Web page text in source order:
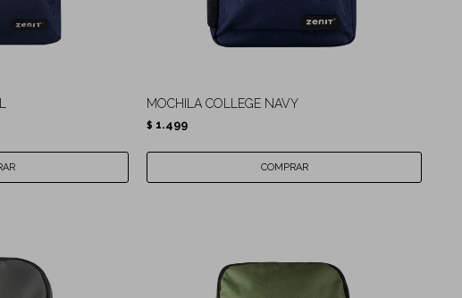
MOCHILA COLLEGE NAVY
$ 1.499